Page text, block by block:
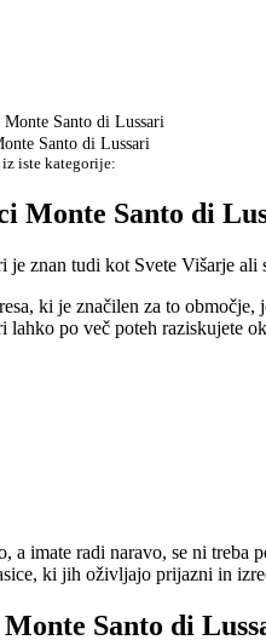
Santo di Lussari
Santo di Lussari
iste kategorije:
Monte Santo di
je znan tudi kot Svete Višarje
ki je značilen za to
lahko po več poteh raziskujete
a imate radi naravo, se ni
ki jih oživljajo prijazni in
Santo di